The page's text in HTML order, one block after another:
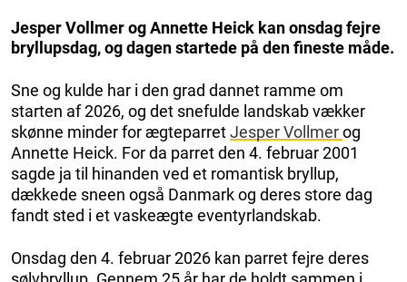
Jesper Vollmer og Annette Heick kan onsdag fejre
bryllupsdag, og dagen startede på den fineste måde.
Sne og kulde har i den grad dannet ramme om
starten af 2026, og det snefulde landskab vækker
skønne minder for ægteparretJesper Vollmerog
Annette Heick. For da parret den 4. februar 2001
sagde ja til hinanden ved et romantisk bryllup,
dækkede sneen også Danmark og deres store dag
fandt sted i et vaskeægte eventyrlandskab.
Onsdag den 4. februar 2026 kan parret fejre deres